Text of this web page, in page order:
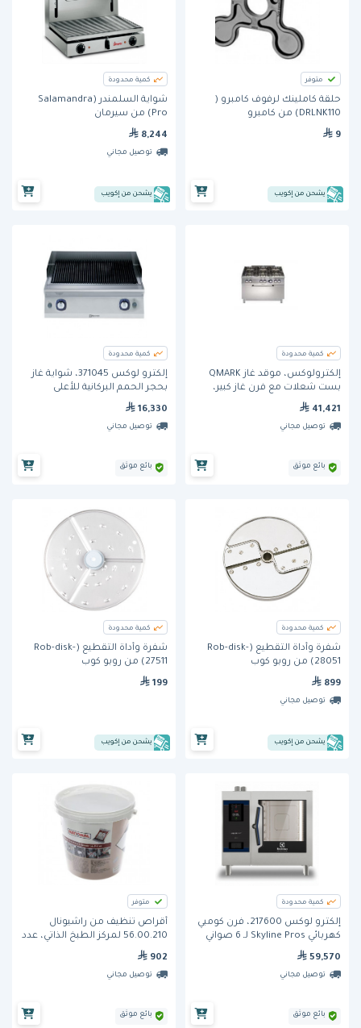
متوفر
حلقة كاملينك لرفوف كامبرو (
DRLNK110) من كامبرو
9
يشحن من إكويب
كمية محدودة
شواية السلمندر (Salamandra
Pro) من سيرمان
8,244
توصيل مجاني
يشحن من إكويب
كمية محدودة
إلكترولوكس، موقد غاز QMARK
بست شعلات مع فرن غاز كبير،
41,421
توصيل مجاني
بائع موثق
كمية محدودة
إلكترو لوكس 371045، شواية غاز
بحجر الحمم البركانية للأعلى
16,330
توصيل مجاني
بائع موثق
كمية محدودة
شفرة وأداة التقطيع (Rob-disk-
28051) من روبو كوب
899
توصيل مجاني
يشحن من إكويب
كمية محدودة
شفرة وأداة التقطيع (Rob-disk-
27511) من روبو كوب
199
يشحن من إكويب
كمية محدودة
إلكترو لوكس 217600، فرن كومبي
كهربائي Skyline Pros لـ 6 صواني
59,570
توصيل مجاني
بائع موثق
متوفر
أقراص تنظيف من راشيونال
56.00.210 لمركز الطبخ الذاتي، عدد
902
توصيل مجاني
بائع موثق